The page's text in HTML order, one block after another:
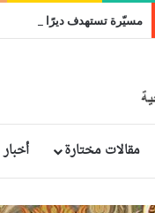
مسيّرة تستهدف ديرًا تاريخيًا في
مقالات مختارة